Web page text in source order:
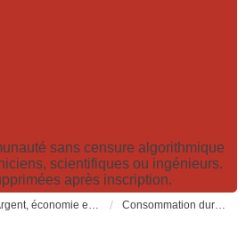
sans censure algorithmique
scientifiques ou ingénieurs.
après inscription.
Argent, économie et finance. Alimentation et agriculture. Développement durable, pollution de l'air et catastrophes. Gestion des déchets. Consommation durable: consommer responsable, alimentation, trucs et astuces